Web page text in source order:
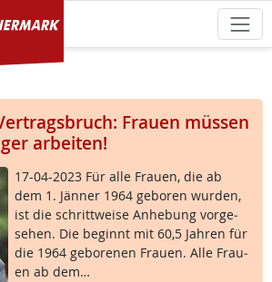
Frauen müssen
arbeiten!
17-04-2023 Für al­le Frau­en, die ab
dem 1. Jän­ner 1964 ge­bo­ren wur­den,
ist die schritt­wei­se An­he­bung vor­ge­
se­hen. Die be­ginnt mit 60,5 Jah­ren für
die 1964 ge­bo­re­nen Frau­en. Al­le Frau­
en ab dem…